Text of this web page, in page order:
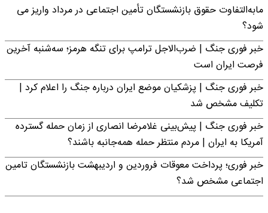
مابه‌التفاوت حقوق بازنشستگان تأمین اجتماعی در مرداد واریز می
شود؟
خبر فوری جنگ | ضرب‌الاجل ترامپ برای تنگه هرمز؛ سه‌شنبه آخرین
فرصت ایران است
خبر فوری جنگ | پزشکیان موضع ایران درباره جنگ را اعلام کرد |
تکلیف مشخص شد
خبر فوری جنگ | پیش‌بینی غلامرضا انصاری از زمان حمله گسترده
آمریکا به ایران | مردم منتظر حمله همه‌جانبه باشند؟
خبر فوری؛ پرداخت معوقات فروردین و اردیبهشت بازنشستگان تامین
اجتماعی مشخص شد؟